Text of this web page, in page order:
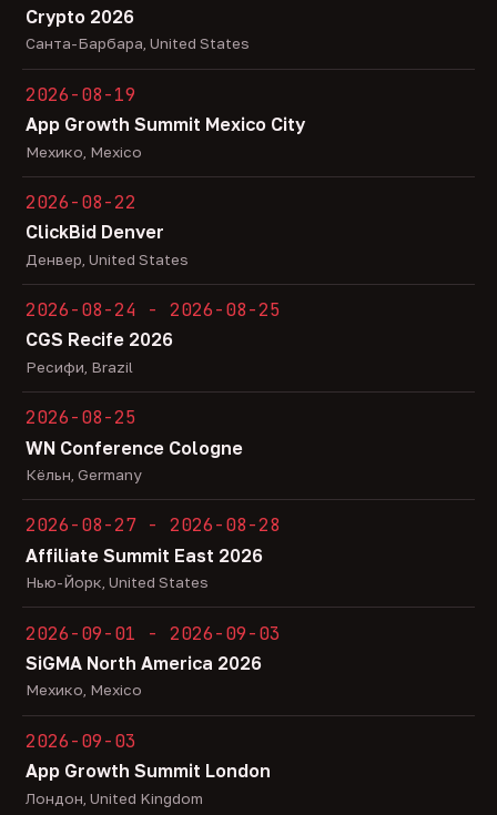
Crypto 2026
Санта-Барбара, United States
2026-08-19
App Growth Summit Mexico City
Мехико, Mexico
2026-08-22
ClickBid Denver
Денвер, United States
2026-08-24 - 2026-08-25
CGS Recife 2026
Ресифи, Brazil
2026-08-25
WN Conference Cologne
Кёльн, Germany
2026-08-27 - 2026-08-28
Affiliate Summit East 2026
Нью-Йорк, United States
2026-09-01 - 2026-09-03
SiGMA North America 2026
Мехико, Mexico
2026-09-03
App Growth Summit London
Лондон, United Kingdom